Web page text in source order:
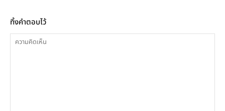
ทิ้งคำตอบไว้